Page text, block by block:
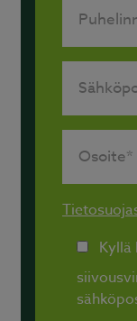
Kyllä